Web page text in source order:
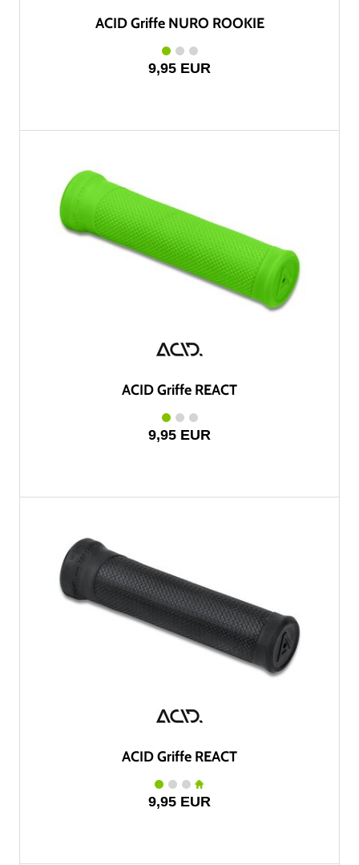
ACID Griffe NURO ROOKIE
9,95 EUR
ACID Griffe REACT
9,95 EUR
ACID Griffe REACT
9,95 EUR